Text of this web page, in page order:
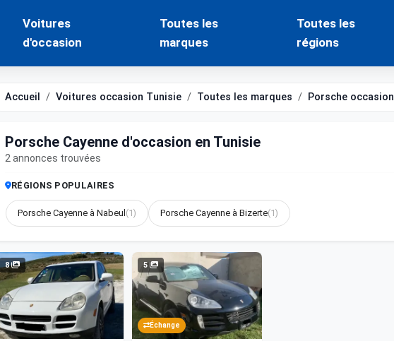
Voitures
d'occasion
Toutes les
marques
Toutes les
régions
Accueil Voitures occasion Tunisie Toutes les marques Porsche occasion
Porsche Cayenne d'occasion en Tunisie
2 annonces trouvées
RÉGIONS POPULAIRES
Porsche Cayenne à Nabeul (1) Porsche Cayenne à Bizerte(1)
8 5
Échange